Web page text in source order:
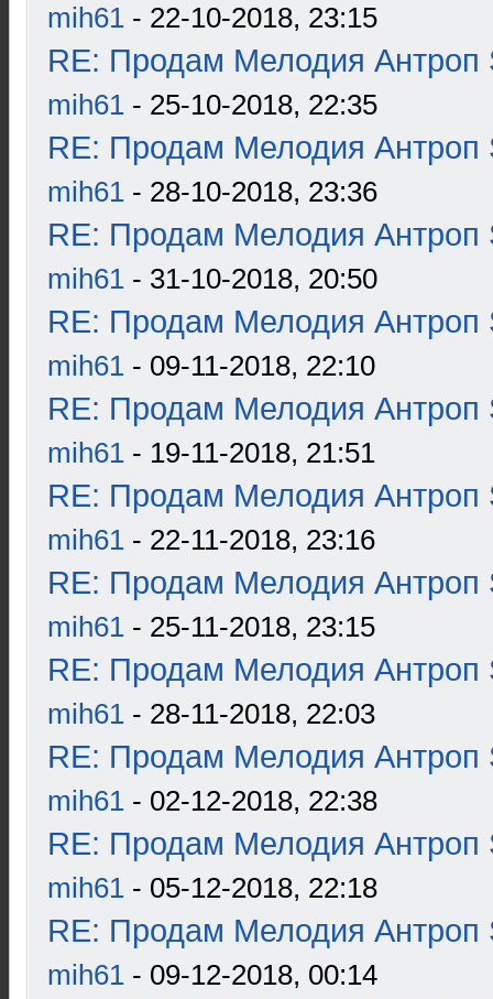
mih61 - 22-10-2018, 23:15
RE: Продам Мелодия Антроп
mih61 - 25-10-2018, 22:35
RE: Продам Мелодия Антроп
mih61 - 28-10-2018, 23:36
RE: Продам Мелодия Антроп
mih61 - 31-10-2018, 20:50
RE: Продам Мелодия Антроп
mih61 - 09-11-2018, 22:10
RE: Продам Мелодия Антроп
mih61 - 19-11-2018, 21:51
RE: Продам Мелодия Антроп
mih61 - 22-11-2018, 23:16
RE: Продам Мелодия Антроп
mih61 - 25-11-2018, 23:15
RE: Продам Мелодия Антроп
mih61 - 28-11-2018, 22:03
RE: Продам Мелодия Антроп
mih61 - 02-12-2018, 22:38
RE: Продам Мелодия Антроп
mih61 - 05-12-2018, 22:18
RE: Продам Мелодия Антроп
mih61 - 09-12-2018, 00:14